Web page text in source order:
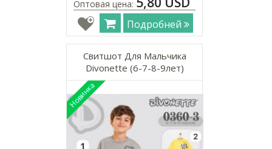
Оптовая цена:
Подробней
Свитшот Для Мальчика
Divonette (6-7-8-9лет)